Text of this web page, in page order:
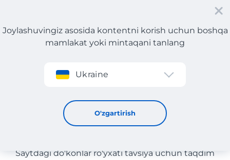
Roʻyxatdan oʻtish
Joylashuvingiz asosida kontentni korish uchun boshqa
mamlakat yoki mintaqani tanlang
Ukraine
O'zgartirish
Kosmetika yetkazib berish bilan O'zbekiston
Kosmetika yetkazib berish
bilan O'zbekiston
Saytdagi do'konlar ro'yxati tavsiya uchun taqdim